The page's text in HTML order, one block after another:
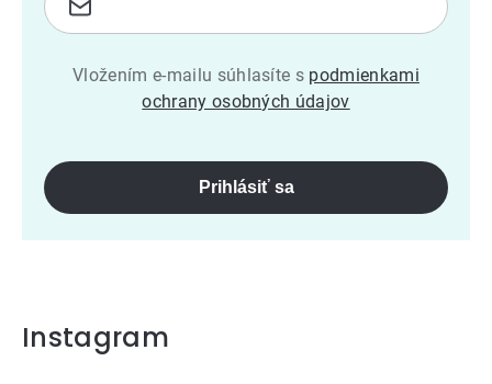
Vložením e-mailu súhlasíte s podmienkami
ochrany osobných údajov
Prihlásiť sa
Instagram